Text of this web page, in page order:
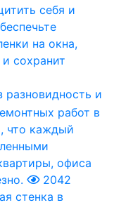
себя и
на окна,
сохранит
и
работ в
что каждый
офиса
2042
стенка в